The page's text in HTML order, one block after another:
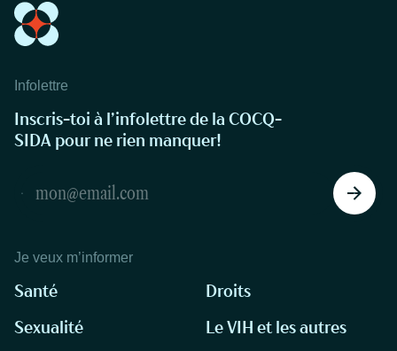
Infolettre
Inscris-toi à l’infolettre de la COCQ-
SIDA pour ne rien manquer!
Je veux m’informer
Santé
Droits
Sexualité
Le VIH et les autres